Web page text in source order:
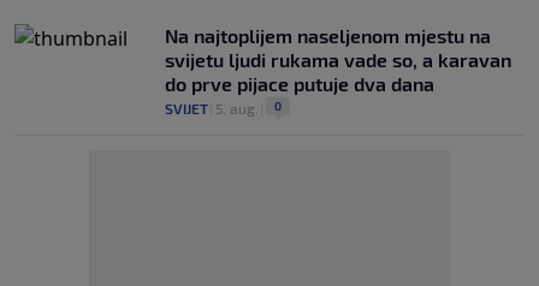
Na najtoplijem naseljenom mjestu na
svijetu ljudi rukama vade so, a karavan
do prve pijace putuje dva dana
SVIJET 5. aug. 0